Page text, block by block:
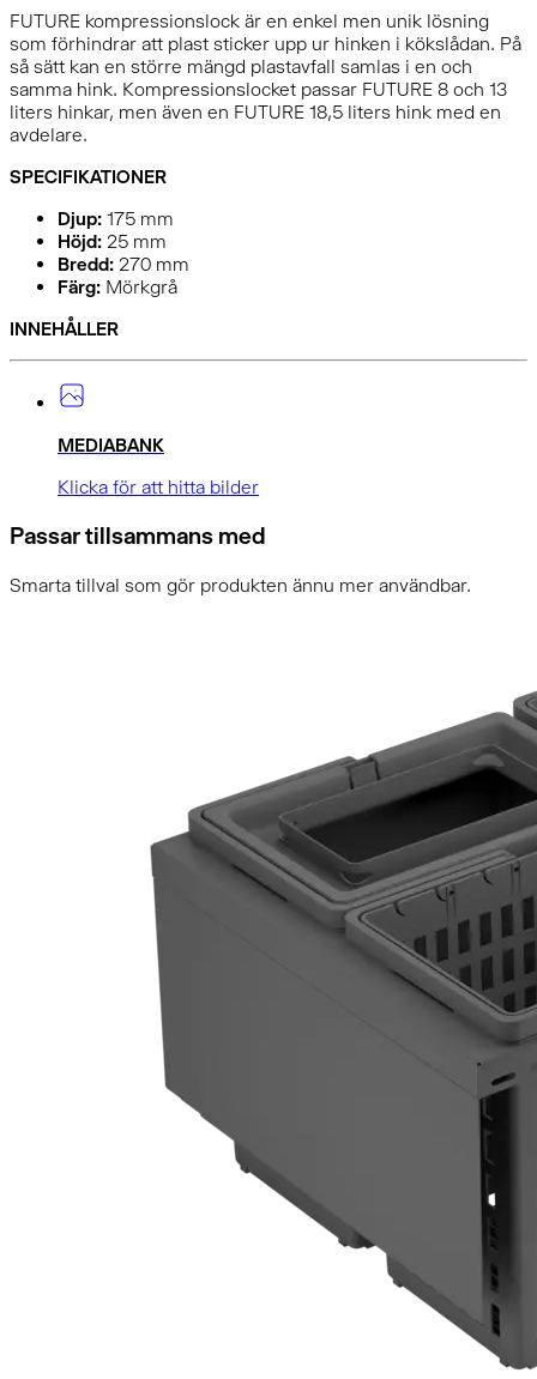
FUTURE kompressionslock är en enkel men unik lösning
som förhindrar att plast sticker upp ur hinken i kökslådan. På
så sätt kan en större mängd plastavfall samlas i en och
samma hink. Kompressionslocket passar FUTURE 8 och 13
liters hinkar, men även en FUTURE 18,5 liters hink med en
avdelare.
SPECIFIKATIONER
Djup: 175 mm
Höjd: 25 mm
Bredd: 270 mm
Färg: Mörkgrå
INNEHÅLLER
MEDIABANK
Klicka för att hitta bilder
Passar tillsammans med
Smarta tillval som gör produkten ännu mer användbar.